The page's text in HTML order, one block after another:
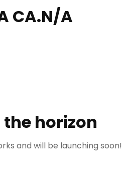
CA.N/A
horizon
and will be launching soon!